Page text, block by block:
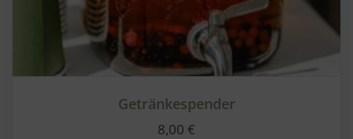
Getränkespender
8,00 €